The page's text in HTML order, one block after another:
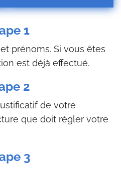
1
prénoms. Si vous êtes
est déjà effectué.
2
de votre
que doit régler votre
3